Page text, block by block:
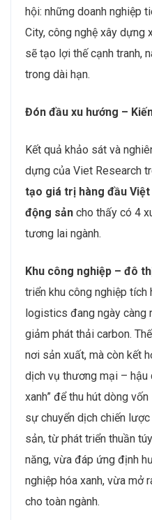
hội: những doanh nghiệp
City, công nghệ xây dựng
sẽ tạo lợi thế cạnh tranh,
trong dài hạn.
Đón đầu xu hướng –
Kết quả khảo sát và
dựng của Viet Research
tạo giá trị hàng đầu Việt
động sản cho thấy có 4
tương lai ngành.
Khu công nghiệp – đô
triển khu công nghiệp
logistics đang ngày càng
giảm phát thải carbon.
nơi sản xuất, mà còn kết
dịch vụ thương mại – hậu
xanh” để thu hút dòng
sự chuyển dịch chiến
sản, từ phát triển thuần
năng, vừa đáp ứng định
nghiệp hóa xanh, vừa mở
cho toàn ngành.